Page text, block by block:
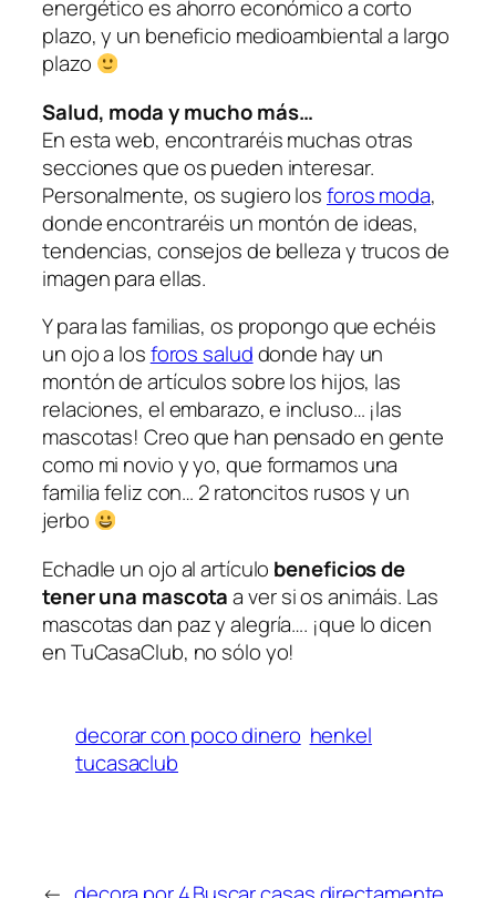
energético es ahorro económico a corto
plazo, y un beneficio medioambiental a largo
plazo
Salud, moda y mucho más…
En esta web, encontraréis muchas otras
secciones que os pueden interesar.
Personalmente, os sugiero losforos moda,
donde encontraréis un montón de ideas,
tendencias, consejos de belleza y trucos de
imagen para ellas.
Y para las familias, os propongo que echéis
un ojo a losforos saluddonde hay un
montón de artículos sobre los hijos, las
relaciones, el embarazo, e incluso… ¡las
mascotas! Creo que han pensado en gente
como mi novio y yo, que formamos una
familia feliz con… 2 ratoncitos rusos y un
jerbo
Echadle un ojo al artículo beneficios de
tener una mascotaa ver si os animáis. Las
mascotas dan paz y alegría…. ¡que lo dicen
en TuCasaClub, no sólo yo!
decorar con poco dinero henkel
tucasaclub